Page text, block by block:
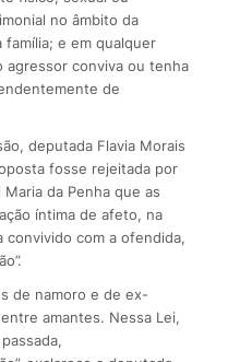
no âmbito da
e em qualquer
agressor conviva ou tenha
de
deputada Flavia Morais
fosse rejeitada por
da Penha que as
íntima de afeto, na
com a ofendida,
de namoro e de ex-
amantes. Nessa Lei,